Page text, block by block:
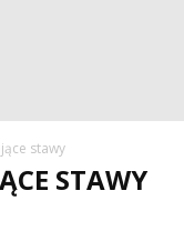
stawy
STAWY